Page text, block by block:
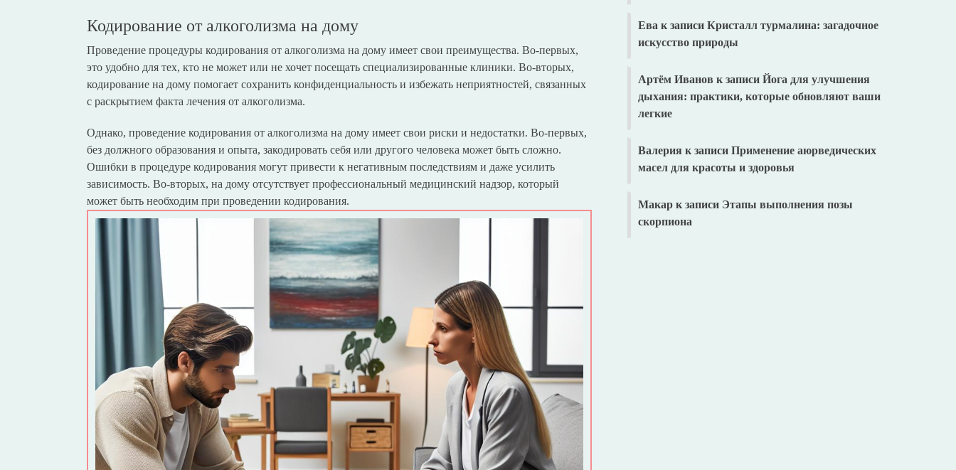
Кодирование от алкоголизма на дому
Проведение процедуры кодирования от алкоголизма на дому имеет свои преимущества. Во-первых,
это удобно для тех, кто не может или не хочет посещать специализированные клиники. Во-вторых,
кодирование на дому помогает сохранить конфиденциальность и избежать неприятностей, связанных
с раскрытием факта лечения от алкоголизма.
Однако, проведение кодирования от алкоголизма на дому имеет свои риски и недостатки. Во-первых,
без должного образования и опыта, закодировать себя или другого человека может быть сложно.
Ошибки в процедуре кодирования могут привести к негативным последствиям и даже усилить
зависимость. Во-вторых, на дому отсутствует профессиональный медицинский надзор, который
может быть необходим при проведении кодирования.
Ева к записи Кристалл турмалина: загадочное
искусство природы
Артём Иванов к записи Йога для улучшения
дыхания: практики, которые обновляют ваши
легкие
Валерия к записи Применение аюрведических
масел для красоты и здоровья
Макар к записи Этапы выполнения позы
скорпиона